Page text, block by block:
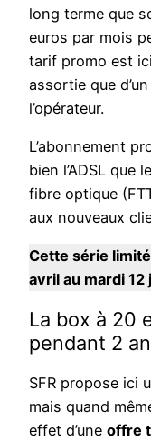
long terme que
euros par mois
tarif promo est
assortie que
l’opérateur.
L’abonnement
bien l’ADSL que
fibre optique
aux nouveaux
Cette série
avril au mardi 12
La box à 20
pendant 2
SFR propose ici
mais quand
effet d’une offre